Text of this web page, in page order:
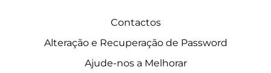
Contactos
Alteração e Recuperação de Password
Ajude-nos a Melhorar